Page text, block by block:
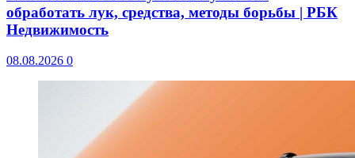
обработать лук, средства, методы борьбы | РБК
Недвижимость
08.08.2026 0